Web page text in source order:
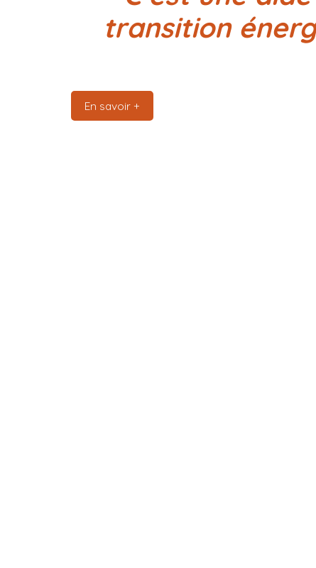
transition
En savoir +